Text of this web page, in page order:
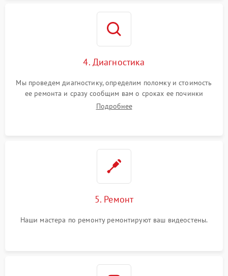
4. Диагностика
Мы проведем диагностику, определим поломку и стоимость
ее ремонта и сразу сообщим вам о сроках ее починки
Подробнее
5. Ремонт
Наши мастера по ремонту ремонтируют ваш видеостены.